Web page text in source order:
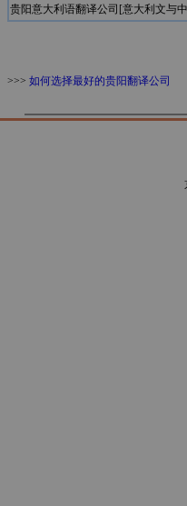
贵阳意大利语翻译公司[意大利文与
>>> 如何选择最好的贵阳翻译公司